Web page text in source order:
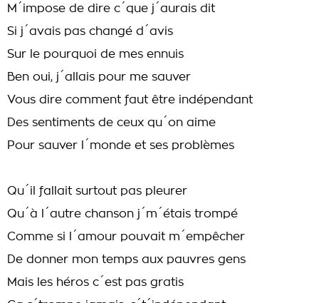
M´impose de dire c´que j´aurais dit
Si j´avais pas changé d´avis
Sur le pourquoi de mes ennuis
Ben oui, j´allais pour me sauver
Vous dire comment faut être indépendant
Des sentiments de ceux qu´on aime
Pour sauver l´monde et ses problèmes
Qu´il fallait surtout pas pleurer
Qu´à l´autre chanson j´m´étais trompé
Comme si l´amour pouvait m´empêcher
De donner mon temps aux pauvres gens
Mais les héros c´est pas gratis